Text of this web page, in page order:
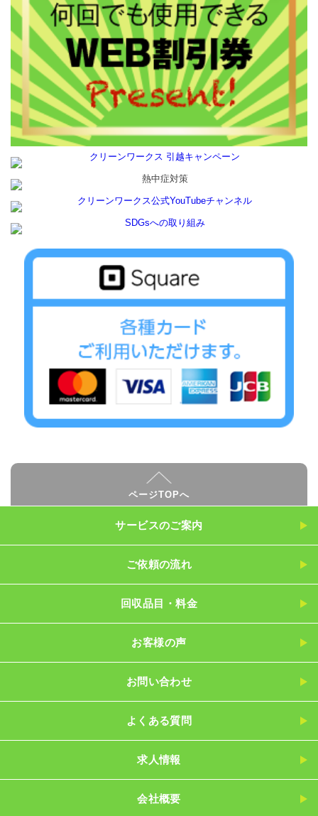
ページTOPへ
サービスのご案内
ご依頼の流れ
回収品目・料金
お客様の声
お問い合わせ
よくある質問
求人情報
会社概要